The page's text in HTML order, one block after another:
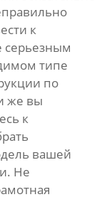
к
серьезным
типе
по
же вы
к
вашей
Не